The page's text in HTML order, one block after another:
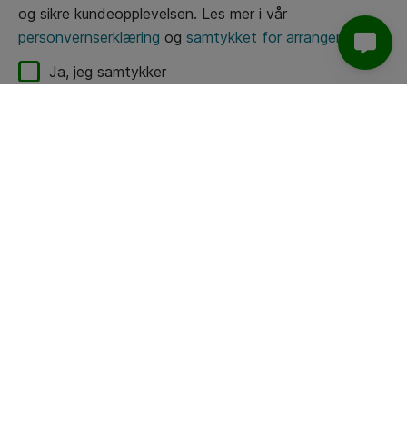
og sikre kundeopplevelsen. Les mer i vår
personvernserklæring og samtykket for arrangementer
Ja, jeg samtykker